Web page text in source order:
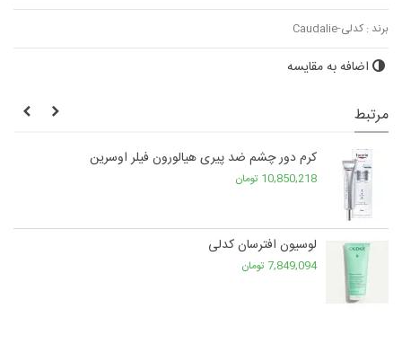
برند : کدلی-Caudalie
اضافه به مقایسه
مرتبط
کرم دور چشم ضد پیری هیالورون فیلر اوسرین
10,850,218 تومان
لوسیون افترسان کدلی
7,849,094 تومان